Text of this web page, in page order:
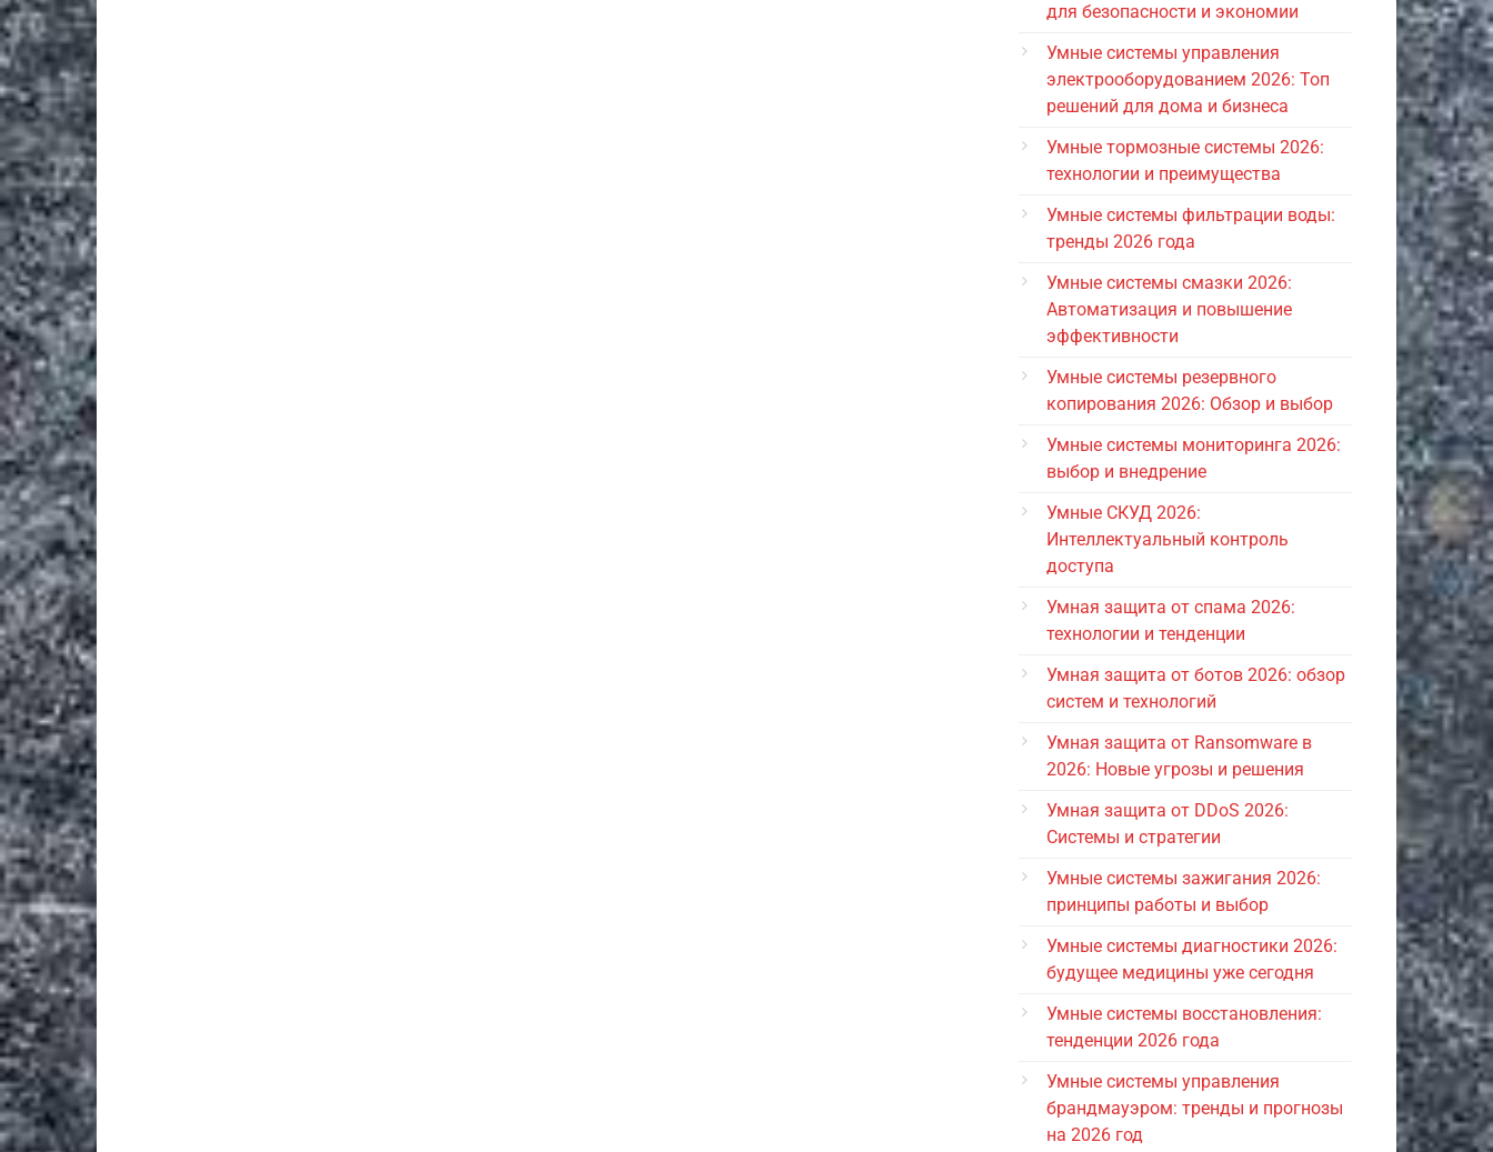
для безопасности и экономии
Умные системы управления
электрооборудованием 2026: Топ
решений для дома и бизнеса
Умные тормозные системы 2026:
технологии и преимущества
Умные системы фильтрации воды:
тренды 2026 года
Умные системы смазки 2026:
Автоматизация и повышение
эффективности
Умные системы резервного
копирования 2026: Обзор и выбор
Умные системы мониторинга 2026:
выбор и внедрение
Умные СКУД 2026:
Интеллектуальный контроль
доступа
Умная защита от спама 2026:
технологии и тенденции
Умная защита от ботов 2026: обзор
систем и технологий
Умная защита от Ransomware в
2026: Новые угрозы и решения
Умная защита от DDoS 2026:
Системы и стратегии
Умные системы зажигания 2026:
принципы работы и выбор
Умные системы диагностики 2026:
будущее медицины уже сегодня
Умные системы восстановления:
тенденции 2026 года
Умные системы управления
брандмауэром: тренды и прогнозы
на 2026 год